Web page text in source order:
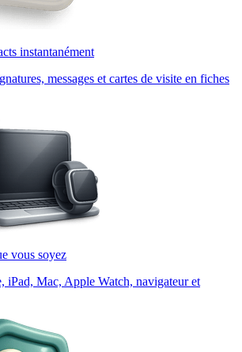
instantanément
messages et cartes de visite en fiches
vous soyez
iPad, Mac, Apple Watch, navigateur et